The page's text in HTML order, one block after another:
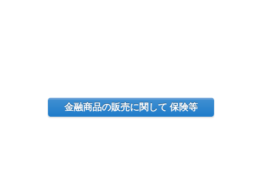
金融商品の販売に関して 保険等